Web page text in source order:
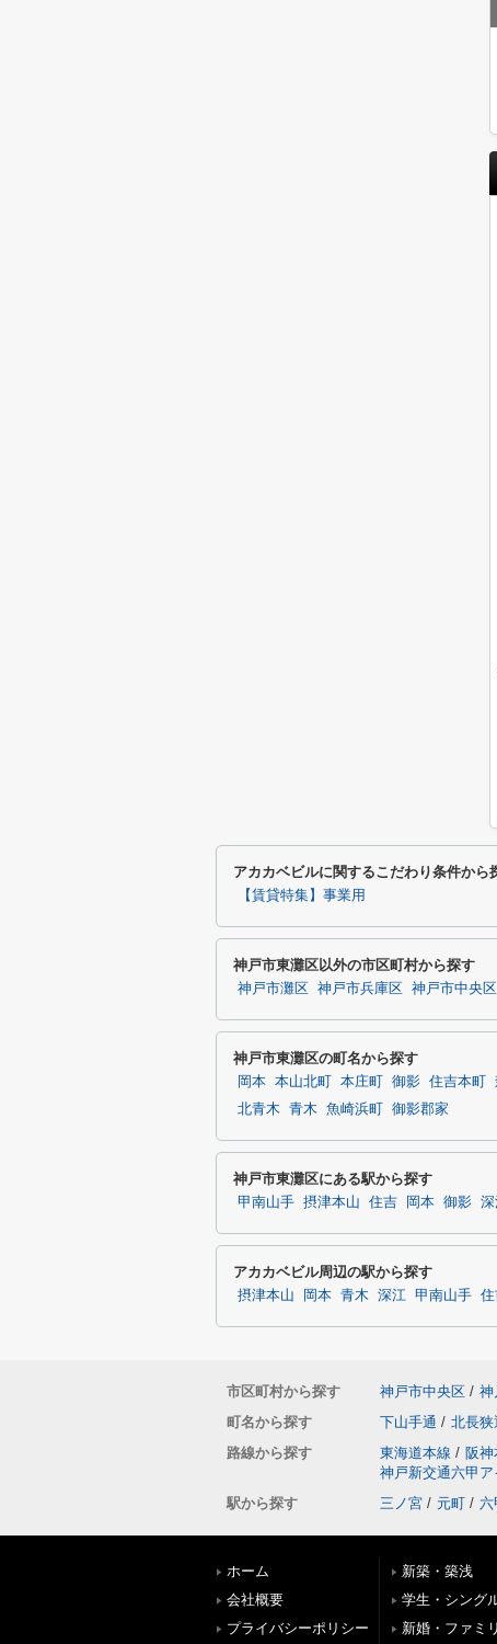
アカカベビルに関するこだわり条件から
【賃貸特集】事業用
神戸市東灘区以外の市区町村から探す
神戸市灘区 神戸市兵庫区 神戸市中央区
神戸市東灘区の町名から探す
岡本 本山北町 本庄町 御影 住吉本町
北青木
青木 魚崎浜町 御影郡家
神戸市東灘区にある駅から探す
甲南山手 摂津本山 住吉 岡本 御影
アカカベビル周辺の駅から探す
摂津本山 岡本 青木 深江 甲南山手
市区町村から探す 神戸市中央区 / 神
町名から探す
下山手通 / 北長狭
路線から探す
東海道本線 / 阪神
神戸新交通六甲ア
駅から探す
三ノ宮 / 元町 / 六
ホーム
会社概要
プライバシーポリシー
新築・築浅
学生・シング
新婚・ファミ